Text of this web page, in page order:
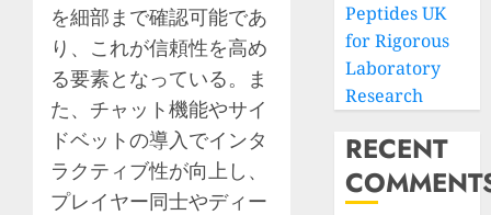
を細部まで確認可能であ
り、これが信頼性を高め
る要素となっている。ま
た、チャット機能やサイ
ドベットの導入でインタ
ラクティブ性が向上し、
プレイヤー同士やディー
Peptides UK
for Rigorous
Laboratory
Research
RECENT